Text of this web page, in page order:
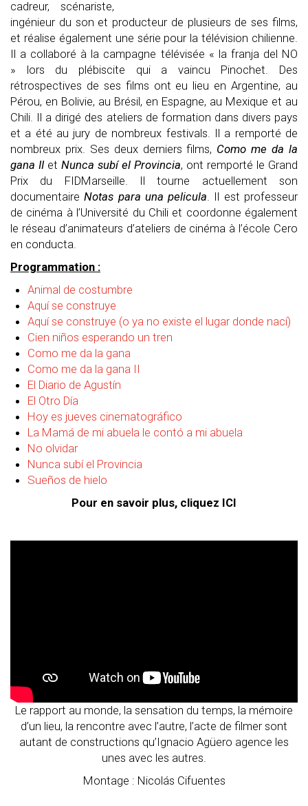
cadreur, scénariste,
ingénieur du son et producteur de plusieurs de ses films,
et réalise également une série pour la télévision chilienne.
Il a collaboré à la campagne télévisée « la franja del NO
» lors du plébiscite qui a vaincu Pinochet. Des
rétrospectives de ses films ont eu lieu en Argentine, au
Pérou, en Bolivie, au Brésil, en Espagne, au Mexique et au
Chili. Il a dirigé des ateliers de formation dans divers pays
et a été au jury de nombreux festivals. Il a remporté de
nombreux prix. Ses deux derniers films, Como me da la
gana IIet Nunca subí el Provincia, ont remporté le Grand
Prix du FIDMarseille. Il tourne actuellement son
documentaireNotas para una pelicula. Il est professeur
de cinéma à l’Université du Chili et coordonne également
le réseau d’animateurs d’ateliers de cinéma à l’école Cero
en conducta.
Programmation :
Animal de costumbre
Aquí se construye
Aquí se construye (o ya no existe el lugar donde nací)
Cien niños esperando un tren
Como me da la gana
Como me da la gana II
El Diario de Agustín
El Otro Día
Hoy es jueves cinematográfico
La Mamá de mi abuela le contó a mi abuela
No olvidar
Nunca subí el Provincia
Sueños de hielo
Pour en savoir plus, cliquez ICI
Le rapport au monde, la sensation du temps, la mémoire
d’un lieu, la rencontre avec l’autre, l’acte de filmer sont
autant de constructions qu’Ignacio Agüero agence les
unes avec les autres.
Montage : Nicolás Cifuentes